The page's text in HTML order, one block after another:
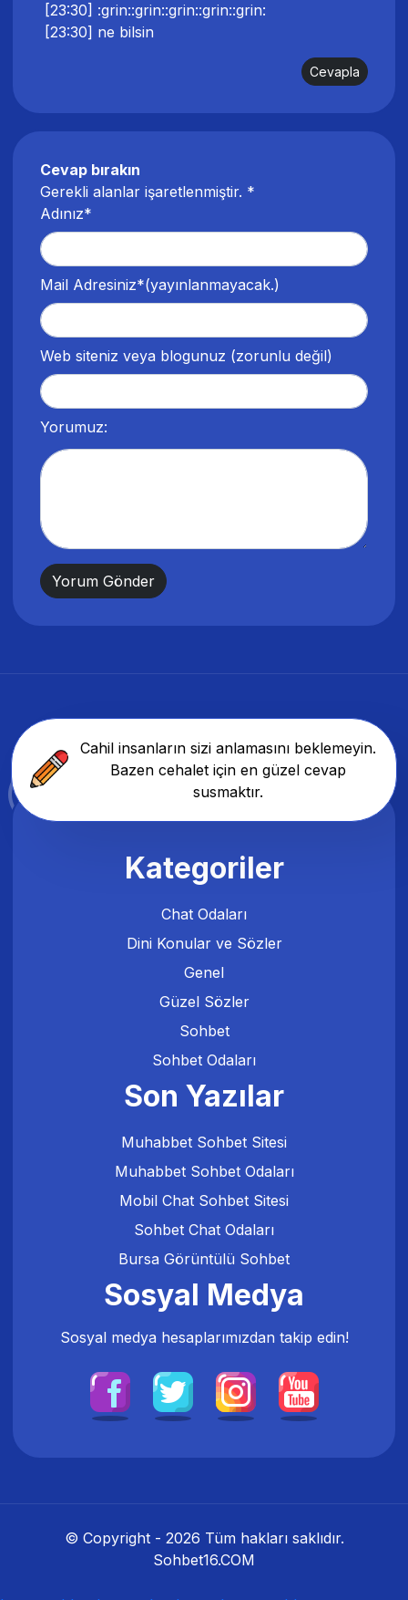
[23:30] :grin::grin::grin::grin::grin:
[23:30] ne bilsin
Cevapla
Cevap bırakın
Gerekli alanlar işaretlenmiştir. *
Adınız*
Mail Adresiniz*(yayınlanmayacak.)
Web siteniz veya blogunuz (zorunlu değil)
Yorumuz:
Cahil insanların sizi anlamasını beklemeyin.
Bazen cehalet için en güzel cevap
susmaktır.
Kategoriler
Chat Odaları
Dini Konular ve Sözler
Genel
Güzel Sözler
Sohbet
Sohbet Odaları
Son Yazılar
Muhabbet Sohbet Sitesi
Muhabbet Sohbet Odaları
Mobil Chat Sohbet Sitesi
Sohbet Chat Odaları
Bursa Görüntülü Sohbet
Sosyal Medya
Sosyal medya hesaplarımızdan takip edin!
© Copyright - 2026 Tüm hakları saklıdır.
Sohbet16.COM